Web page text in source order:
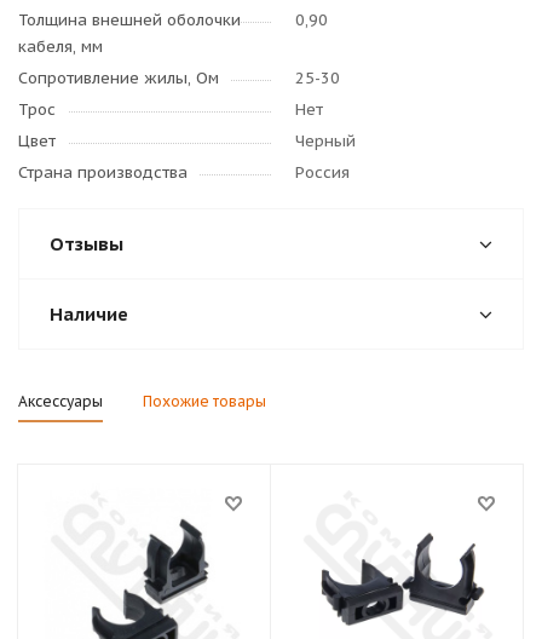
Толщина внешней оболочки
кабеля, мм
0,90
Сопротивление жилы, Ом
25-30
Трос
Нет
Цвет
Черный
Страна производства
Россия
Отзывы
Наличие
Аксессуары Похожие товары